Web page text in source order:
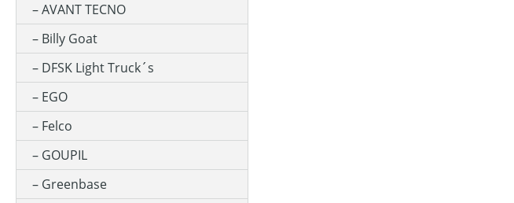
AVANT TECNO
Billy Goat
DFSK Light Truck´s
EGO
Felco
GOUPIL
Greenbase